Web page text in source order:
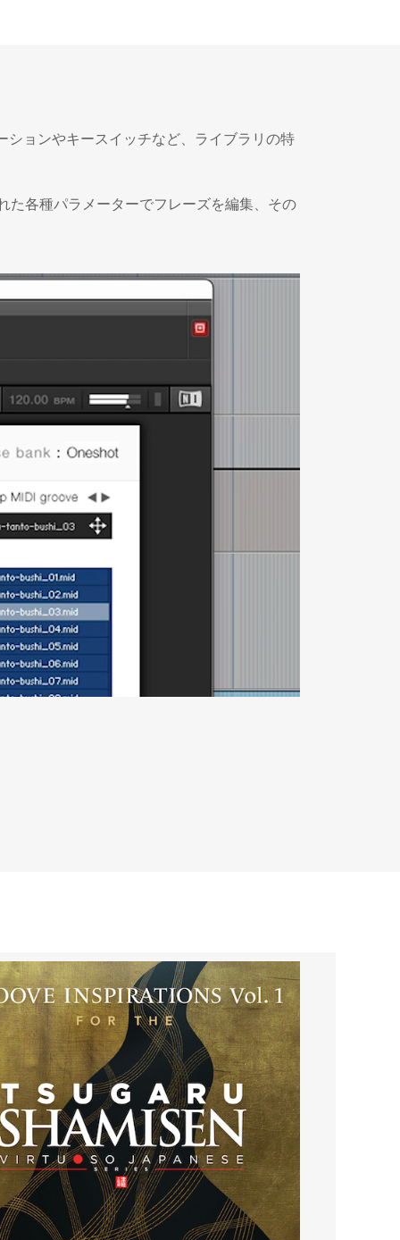
ションやキースイッチなど、ライブラリの特
た各種パラメーターでフレーズを編集、その